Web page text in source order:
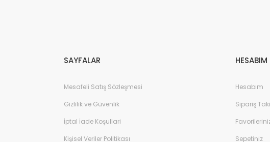
SAYFALAR
Mesafeli Satış Sözleşmesi
Gizlilik ve Güvenlik
İptal İade Koşullari
Kişisel Veriler Politikası
HESABIM
Hesabım
Sipariş
Sepetiniz